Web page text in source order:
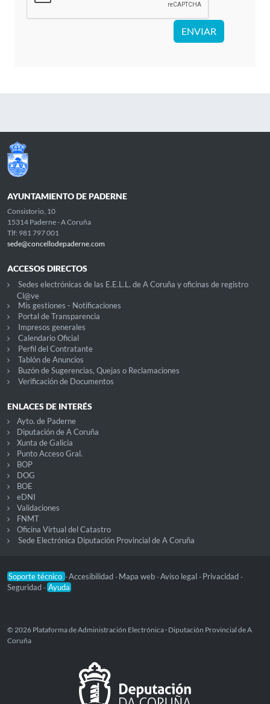
ENVIAR
AYUNTAMIENTO DE PADERNE
Consistorio, 10
15314 Paderne - A Coruña
Tlf: 981 797 001
sede@concellodepaderne.com
ACCESOS DIRECTOS
Sedes electrónicas de las E.E.L.L. de A Coruña y oficinas de registro
Cl@ve
Mis gestiones - Notificaciones
Portal de Transparencia
Impresos generales
Calendario Oficial
Perfil del Contratante
Tablón de Anuncios
Buzón de Sugerencias, Quejas o Reclamaciones
Verificación de Documentos
ENLACES DE INTERÉS
Ayto. de Paderne
Diputación de A Coruña
Xunta de Galicia
Punto Acceso Gral.
BOP
DOG
BOE
eDNI
Validaciones
FNMT
Oficina Virtual del Catastro
Sede Electrónica Diputación Provincial de A Coruña
Soporte técnico -Accesibilidad - Mapa web -Aviso legal - Privacidad -
Seguridad - Ayuda
© 2026 Plataforma de Administración Electrónica · Diputación Provincial de A
Coruña